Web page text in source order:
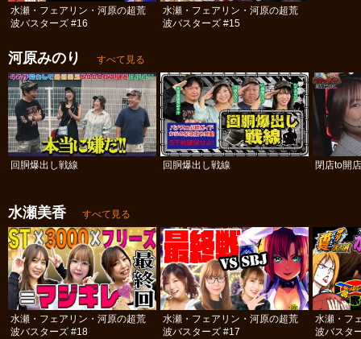
水瀬・フェアリン・河原の超荒
波バスターズ #16
水瀬・フェアリン・河原の超荒
波バスターズ #15
河原みのり すべて見る
回胴爆出し戦線 回胴爆出し戦線 閉店to開
水瀬美香 すべて見る
水瀬・フェアリン・河原の超荒
波バスターズ #18
水瀬・フェアリン・河原の超荒
波バスターズ #17
水瀬・フ
波バスタ